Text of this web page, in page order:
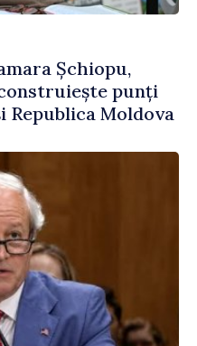
Șchiopu,
punți
Moldova